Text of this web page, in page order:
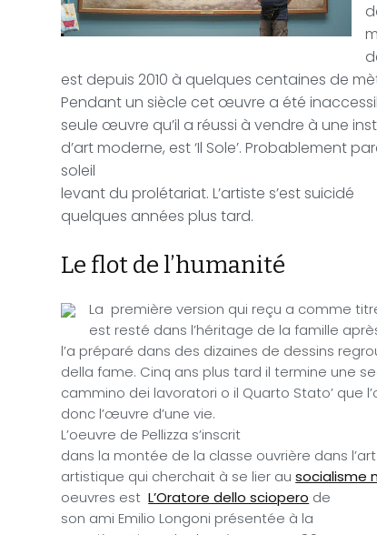
est depuis 2010 à quelques centaines de
Pendant un siècle cet œuvre a été
seule œuvre qu’il a réussi à vendre à une
d’art moderne, est ‘Il Sole’. Probablement
soleil
levant du prolétariat. L’artiste s’est suicidé
quelques années plus tard.
Le flot de l’humanité
La première version qui reçu a comme titre
est resté dans l’héritage de la famille
l’a préparé dans des dizaines de dessins
della fame. Cinq ans plus tard il termine une
cammino dei lavoratori o il Quarto Stato’ que
donc l’œuvre d’une vie.
L’oeuvre de Pellizza s’inscrit
dans la montée de la classe ouvrière dans
artistique qui cherchait à se lier ausocialisme
oeuvres est L’Oratore dello sciopero de
son ami Emilio Longoni présentée à la